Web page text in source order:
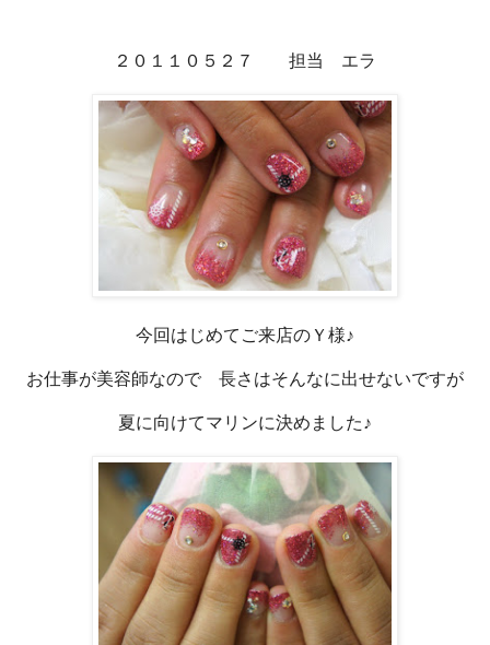
２０１１０５２７ 担当 エラ
今回はじめてご来店のＹ様♪
お仕事が美容師なので 長さはそんなに出せないですが
夏に向けてマリンに決めました♪